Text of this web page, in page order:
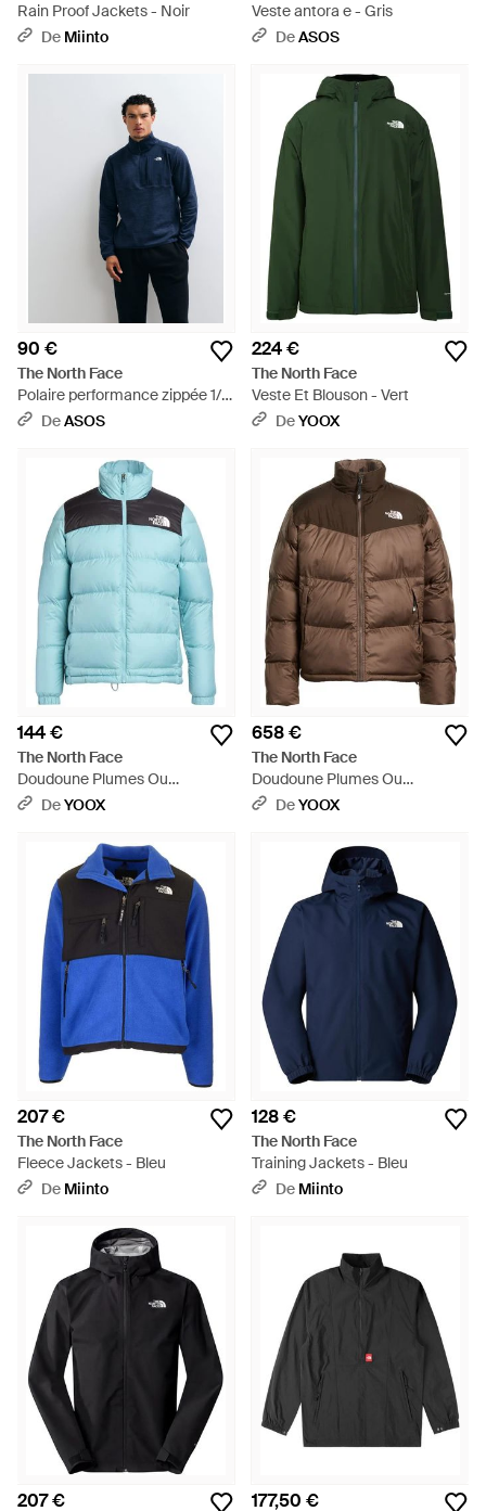
Rain Proof Jackets - Noir
De Miinto
Veste antora e - Gris
DeASOS
90 €
The North Face
Polaire performance zippée 1/4
- Bleu
DeASOS
224 €
The North Face
Veste Et Blouson - Vert
DeYOOX
144 €
The North Face
Doudoune Plumes Ou
Synthétique - Bleu
DeYOOX
658 €
The North Face
Doudoune Plumes Ou
Synthétique - Marron
DeYOOX
207 €
The North Face
Fleece Jackets - Bleu
De Miinto
128 €
The North Face
Training Jackets - Bleu
De Miinto
207 € 177,50 €